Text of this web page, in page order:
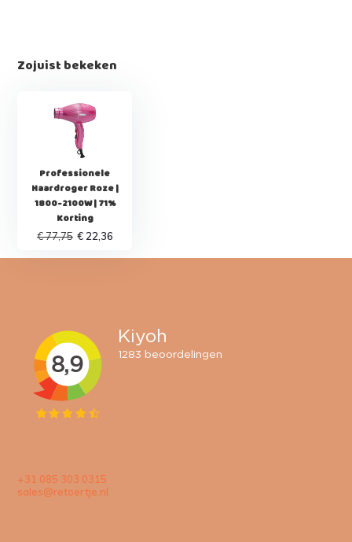
Zojuist bekeken
Professionele
Haardroger Roze |
1800-2100W | 71%
Korting
€ 77,75 € 22,36
+31 085 303 0315
sales@retoertje.nl